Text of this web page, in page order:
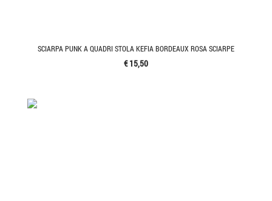
SCIARPA PUNK A QUADRI STOLA KEFIA BORDEAUX ROSA SCIARPE
€ 15,50